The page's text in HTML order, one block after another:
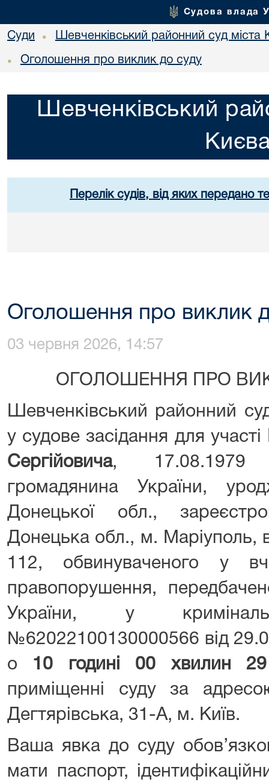
Судова влада
Суди • Шевченківський районний суд міста
• Оголошення про виклик до суду
Шевченківський
Перелік судів, від яких передано
Оголошення про виклик
03 червня 2026, 14:57
ОГОЛОШЕННЯ ПРО
Шевченківський районний
у судове засідання для участі
Сергійовича, 17.08.1979
громадянина України,
Донецької обл.,
Донецька обл., м. Маріуполь,
112, обвинуваченого у
правопорушення,
України, у
№62022100130000566 від
о 10 годині 00 хвилин
приміщенні суду за
Дегтярівська, 31-А, м. Київ.
Ваша явка до суду
мати паспорт,